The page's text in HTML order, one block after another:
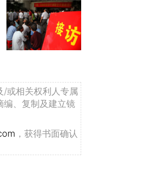
/或相关权利人专属
编、复制及建立镜
，获得书面确认